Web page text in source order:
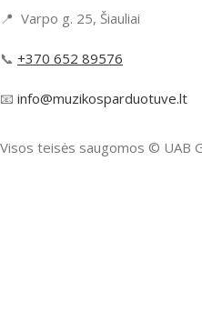
📍 Varpo g. 25, Šiauliai
📞 +370 652 89576
📧 info@muzikosparduotuve.lt
Visos teisės saugomos ©️ UAB